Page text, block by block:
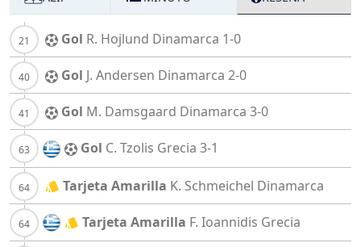
Gol R. Hojlund Dinamarca 1-0
Gol J. Andersen Dinamarca 2-0
Gol M. Damsgaard Dinamarca 3-0
Gol C. Tzolis Grecia 3-1
Tarjeta Amarilla K. Schmeichel Dinamarca
Tarjeta Amarilla F. Ioannidis Grecia